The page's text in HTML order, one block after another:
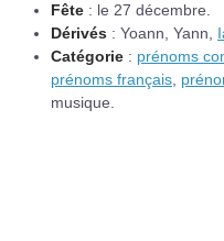
Fête : le 27 décembre.
Dérivés : Yoann, Yann,
Catégorie : prénoms
prénoms français
musique.